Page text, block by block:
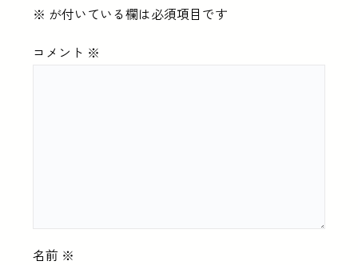
※ が付いている欄は必須項目です
コメント ※
名前 ※